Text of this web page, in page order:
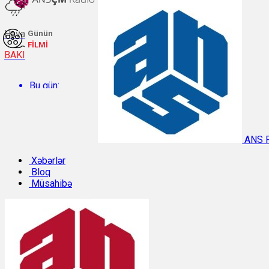
Hava
BAKI
Bu gün:
Temperatur: 30.4°C. Rütubət: 49%.
Sabah:
Günün
FİLMİ
ANS
Xəbərlər
Bloq
Müsahibə